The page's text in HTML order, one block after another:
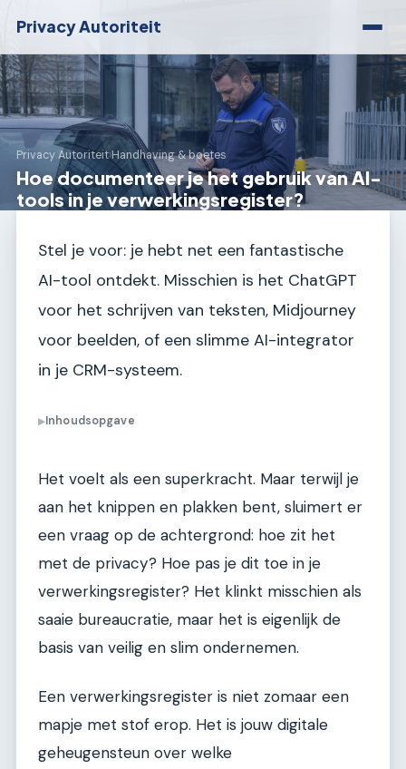
Privacy Autoriteit
Privacy Autoriteit›Handhaving & boetes
Hoe documenteer je het gebruik van AI-
tools in je verwerkingsregister?
Stel je voor: je hebt net een fantastische
AI-tool ontdekt. Misschien is het ChatGPT
voor het schrijven van teksten, Midjourney
voor beelden, of een slimme AI-integrator
in je CRM-systeem.
▶Inhoudsopgave
Het voelt als een superkracht. Maar terwijl je
aan het knippen en plakken bent, sluimert er
een vraag op de achtergrond: hoe zit het
met de privacy? Hoe pas je dit toe in je
verwerkingsregister? Het klinkt misschien als
saaie bureaucratie, maar het is eigenlijk de
basis van veilig en slim ondernemen.
Een verwerkingsregister is niet zomaar een
mapje met stof erop. Het is jouw digitale
geheugensteun over welke